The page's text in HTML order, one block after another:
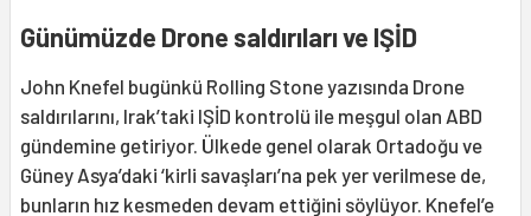
Günümüzde Drone saldırıları ve IŞİD
John Knefel bugünkü Rolling Stone yazısında Drone
saldırılarını, Irak’taki IŞİD kontrolü ile meşgul olan ABD
gündemine getiriyor. Ülkede genel olarak Ortadoğu ve
Güney Asya’daki ‘kirli savaşları’na pek yer verilmese de,
bunların hız kesmeden devam ettiğini söylüyor. Knefel’e